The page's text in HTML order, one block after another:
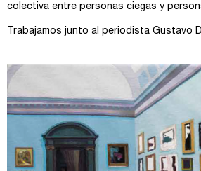
colectiva entre personas ciegas y
Trabajamos junto al periodista Gustavo